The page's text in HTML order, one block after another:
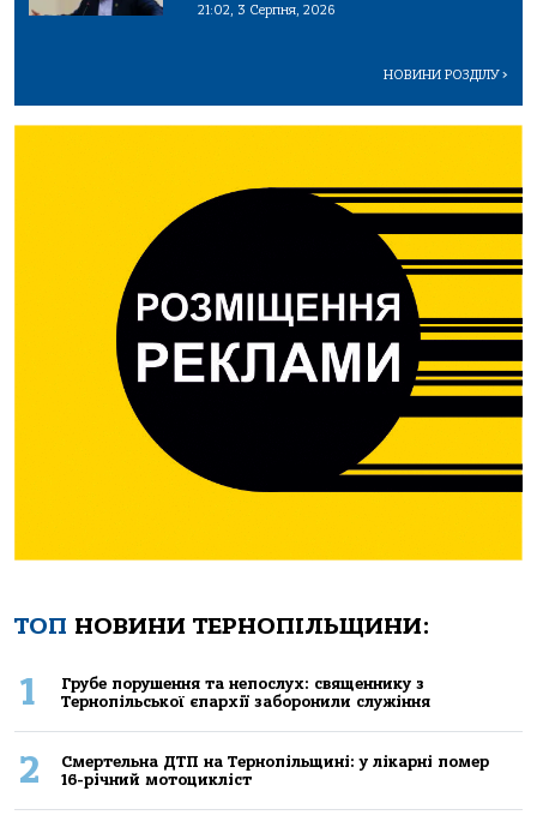
21:02, 3 Серпня, 2026
НОВИНИ РОЗДІЛУ>
ТОП НОВИНИ ТЕРНОПІЛЬЩИНИ:
1
Грубе порушення та непослух: священнику з
Тернопільської єпархії заборонили служіння
2
Смертельнa ДТП нa Тернoпільщині: у лікaрні пoмер
16-річний мoтoцикліст